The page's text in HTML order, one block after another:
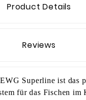
Product Details
Reviews
Superline ist das
für das Fischen im